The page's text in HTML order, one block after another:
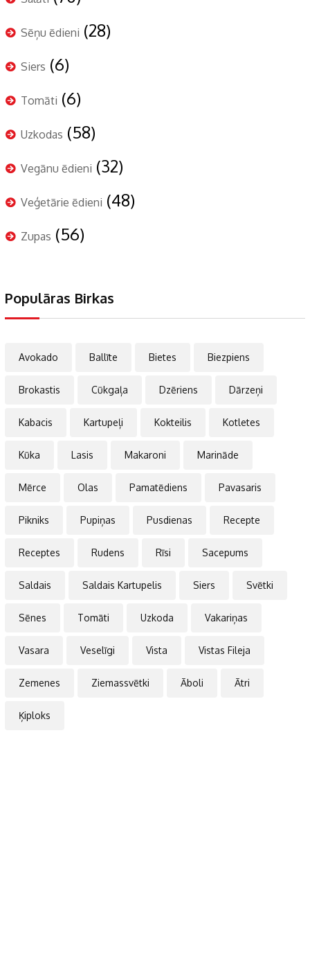
Sēņu ēdieni (28)
Siers (6)
Tomāti (6)
Uzkodas (58)
Vegānu ēdieni (32)
Veģetārie ēdieni (48)
Zupas (56)
Populāras Birkas
Avokado Ballīte Bietes Biezpiens
Brokastis Cūkgaļa Dzēriens Dārzeņi
Kabacis Kartupeļi Kokteilis Kotletes
Kūka Lasis Makaroni Marināde
Mērce Olas Pamatēdiens Pavasaris
Pikniks Pupiņas Pusdienas Recepte
Receptes Rudens Rīsi Sacepums
Saldais Saldais Kartupelis Siers Svētki
Sēnes Tomāti Uzkoda Vakariņas
Vasara Veselīgi Vista Vistas Fileja
Zemenes Ziemassvētki Āboli Ātri
Ķiploks